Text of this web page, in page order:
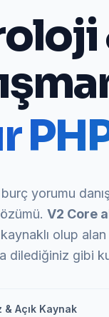
yorumu
V2 Core
olup alan
dilediğiniz gibi
Açık Kaynak